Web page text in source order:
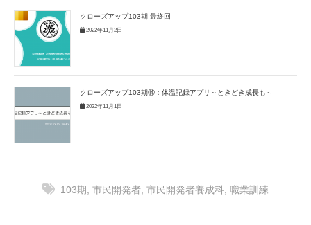
クローズアップ103期 最終回
2022年11月2日
クローズアップ103期⑭：体温記録アプリ～ときどき成長も～
2022年11月1日
103期 , 市民開発者, 市民開発者養成科, 職業訓練